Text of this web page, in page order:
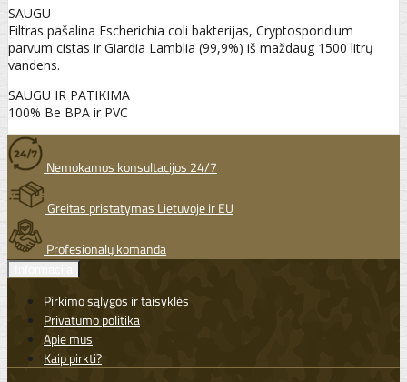
SAUGU
Filtras pašalina Escherichia coli bakterijas, Cryptosporidium
parvum cistas ir Giardia Lamblia (99,9%) iš maždaug 1500 litrų
vandens.
SAUGU IR PATIKIMA
100% Be BPA ir PVC
Nemokamos konsultacijos 24/7
Greitas pristatymas Lietuvoje ir EU
Profesionalų komanda
Pirkimo sąlygos ir taisyklės
Privatumo politika
Apie mus
Kaip pirkti?